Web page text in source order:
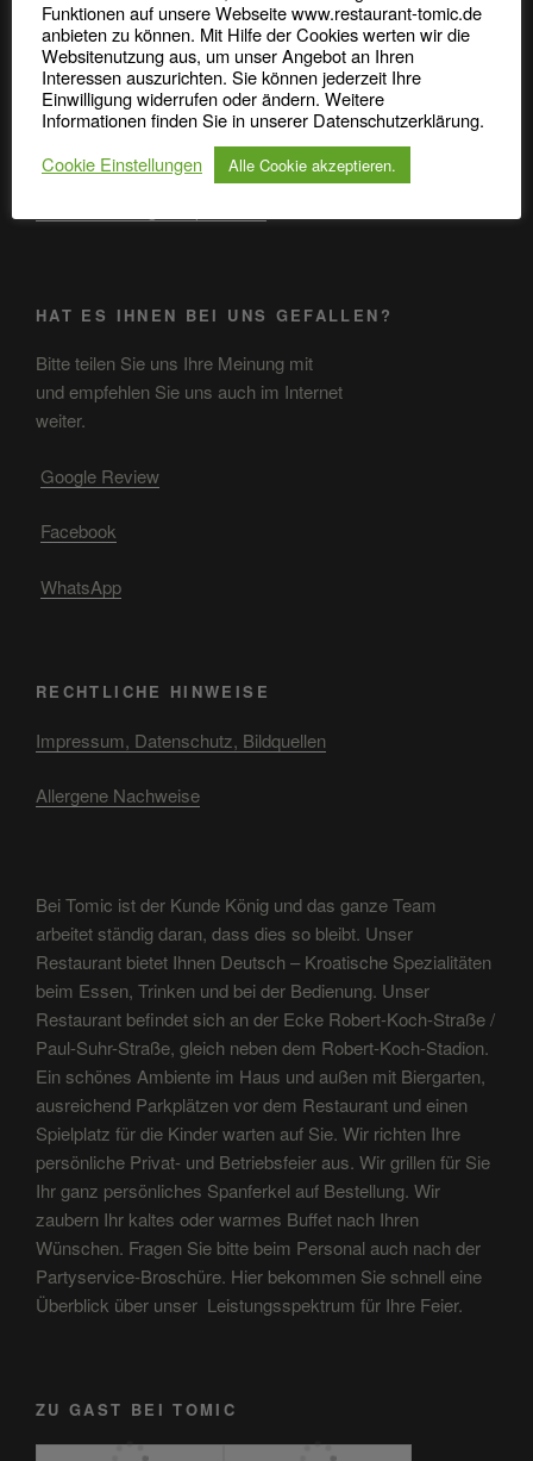
Robert-Koch-Straße 37
06110 Halle (Saale)
ANFAHRT
HAT ES IHNEN BEI UNS GEFALLEN?
Bitte teilen Sie uns Ihre Meinung mit
und empfehlen Sie uns auch im Internet
weiter.
Google Review
Facebook
WhatsApp
RECHTLICHE HINWEISE
Impressum, Datenschutz, Bildquellen
Allergene Nachweise
Bei Tomic ist der Kunde König und das ganze Team
arbeitet ständig daran, dass dies so bleibt. Unser
Restaurant bietet Ihnen Deutsch – Kroatische Spezialitäten
beim Essen, Trinken und bei der Bedienung. Unser
Restaurant befindet sich an der Ecke Robert-Koch-Straße /
Paul-Suhr-Straße, gleich neben dem Robert-Koch-Stadion.
Ein schönes Ambiente im Haus und außen mit Biergarten,
ausreichend Parkplätzen vor dem Restaurant und einen
Spielplatz für die Kinder warten auf Sie. Wir richten Ihre
persönliche Privat- und Betriebsfeier aus. Wir grillen für Sie
Ihr ganz persönliches Spanferkel auf Bestellung. Wir
zaubern Ihr kaltes oder warmes Buffet nach Ihren
Wünschen. Fragen Sie bitte beim Personal auch nach der
Partyservice-Broschüre. Hier bekommen Sie schnell eine
Überblick über unser Leistungsspektrum für Ihre Feier.
ZU GAST BEI TOMIC
Funktionen auf unsere Webseite www.restaurant-tomic.de
anbieten zu können. Mit Hilfe der Cookies werten wir die
Websitenutzung aus, um unser Angebot an Ihren
Interessen auszurichten. Sie können jederzeit Ihre
Einwilligung widerrufen oder ändern. Weitere
Informationen finden Sie in unserer Datenschutzerklärung.
Cookie Einstellungen
Alle Cookie akzeptieren.